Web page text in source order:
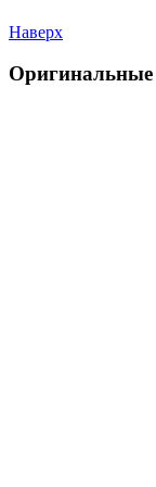
Наверх
Оригинальные